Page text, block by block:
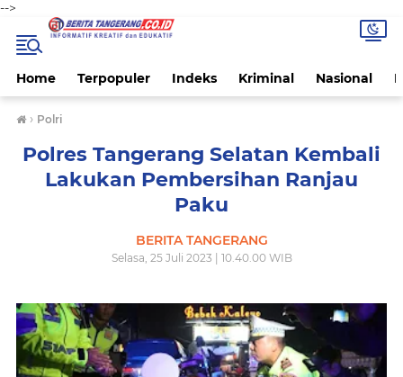
-->
Home Terpopuler Indeks Kriminal Nasional
› Polri
Polres Tangerang Selatan Kembali
Lakukan Pembersihan Ranjau
Paku
BERITA TANGERANG
Selasa, 25 Juli 2023 | 10.40.00 WIB